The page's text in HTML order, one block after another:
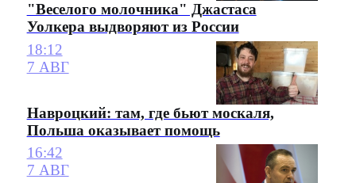
"Веселого молочника" Джастаса
Уолкера выдворяют из России
18:12
7 АВГ
Навроцкий: там, где бьют москаля,
Польша оказывает помощь
16:42
7 АВГ